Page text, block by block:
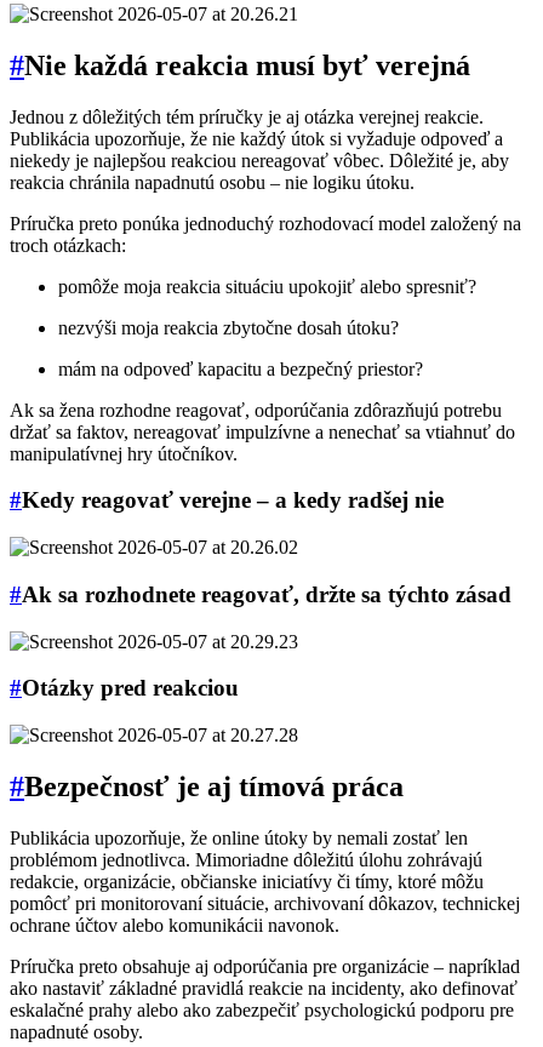
#Nie každá reakcia musí byť verejná
Jednou z dôležitých tém príručky je aj otázka verejnej reakcie.
Publikácia upozorňuje, že nie každý útok si vyžaduje odpoveď a
niekedy je najlepšou reakciou nereagovať vôbec. Dôležité je, aby
reakcia chránila napadnutú osobu – nie logiku útoku.
Príručka preto ponúka jednoduchý rozhodovací model založený na
troch otázkach:
pomôže moja reakcia situáciu upokojiť alebo spresniť?
nezvýši moja reakcia zbytočne dosah útoku?
mám na odpoveď kapacitu a bezpečný priestor?
Ak sa žena rozhodne reagovať, odporúčania zdôrazňujú potrebu
držať sa faktov, nereagovať impulzívne a nenechať sa vtiahnuť do
manipulatívnej hry útočníkov.
#Kedy reagovať verejne – a kedy radšej nie
#Ak sa rozhodnete reagovať, držte sa týchto zásad
#Otázky pred reakciou
#Bezpečnosť je aj tímová práca
Publikácia upozorňuje, že online útoky by nemali zostať len
problémom jednotlivca. Mimoriadne dôležitú úlohu zohrávajú
redakcie, organizácie, občianske iniciatívy či tímy, ktoré môžu
pomôcť pri monitorovaní situácie, archivovaní dôkazov, technickej
ochrane účtov alebo komunikácii navonok.
Príručka preto obsahuje aj odporúčania pre organizácie – napríklad
ako nastaviť základné pravidlá reakcie na incidenty, ako definovať
eskalačné prahy alebo ako zabezpečiť psychologickú podporu pre
napadnuté osoby.